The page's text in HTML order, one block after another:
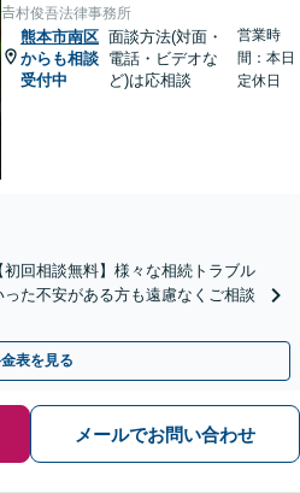
𠮷村俊吾法律事務所
熊本市南区
からも相談
受付中
面談方法(対面・
電話・ビデオな
ど)は応相談
営業時
間：本日
定休日
初回相談無料】様々な相続トラブル
た不安がある方も遠慮なくご相談
表を見る
メールでお問い合わせ